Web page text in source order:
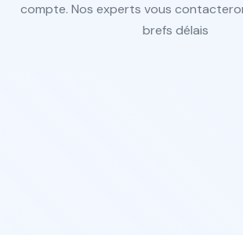
compte. Nos experts vous
brefs délais